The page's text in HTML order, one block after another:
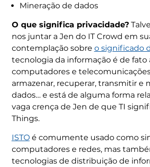
Mineração de dados
O que significa privacidade?
nos juntar a Jen do IT Crowd em
contemplação sobre o significado
tecnologia da informação é de fato
computadores e
armazenar, recuperar, transmitir e
dados… e está de alguma forma
vaga crença de Jen de que TI
Things.
ISTOé comumente usado como
computadores e redes, mas
tecnologias de distribuição de